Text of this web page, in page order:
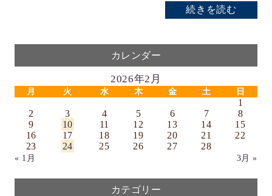
続きを読む
カレンダー
2026年2月
月 火 水 木 金 土 日
1
2
3 4 5 6 7
8
9
10 11 12 13 14
15
16
17 18 19 20 21
22
23
24 25 26 27 28
« 1月 3月 »
カテゴリー